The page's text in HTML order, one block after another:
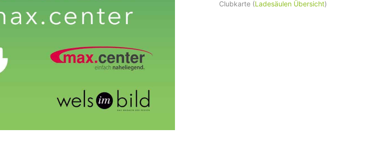
Clubkarte (Ladesäulen Übersicht)